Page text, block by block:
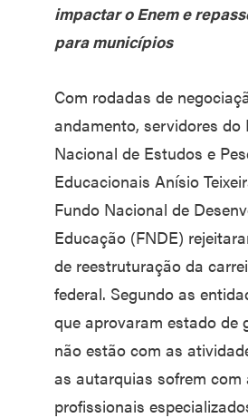
impactar o Enem e
para municípios
Com rodadas de
andamento, servidores
Nacional de Estudos e
Educacionais Anísio
Fundo Nacional de
Educação (FNDE)
de reestruturação da
federal. Segundo as
que aprovaram estado de
não estão com as
as autarquias sofrem com
profissionais